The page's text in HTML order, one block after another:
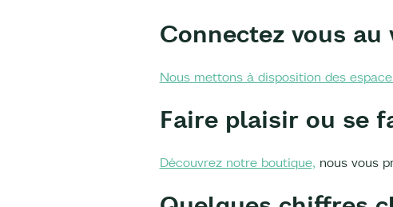
Connectez vous au
Nous mettons à disposition des
Faire plaisir ou se
Découvrez notre boutique, nous vous